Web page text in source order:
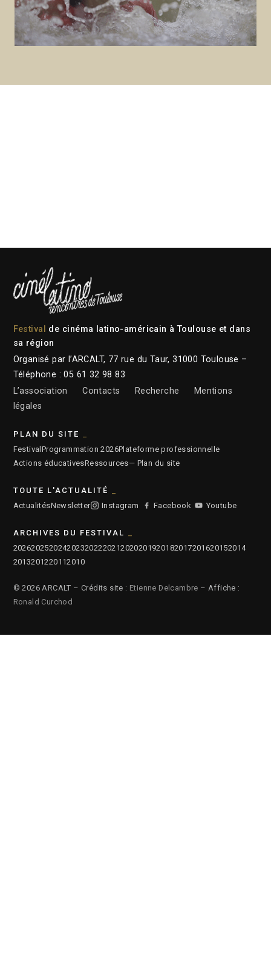
Festival
de cinéma latino-américain à Toulouse et dans
sa région
Organisé par l’ARCALT, 77 rue du Taur, 31000 Toulouse –
Téléphone : 05 61 32 98 83
L’association
Contacts Recherche
Mentions
légales
PLAN DU SITE
Festival Programmation 2026Plateforme professionnelle
Actions éducativesRessources— Plan du site
TOUTE L'ACTUALITÉ
ActualitésNewsletter Instagram Facebook Youtube
ARCHIVES DU FESTIVAL
2026202520242023202220212020201920182017201620152014
2013201220112010
© 2026 ARCALT – Crédits site : Etienne Delcambre – Affiche :
Ronald Curchod